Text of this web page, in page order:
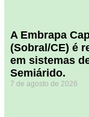
A Embrapa
(Sobral/CE) é
em sistemas
Semiárido.
7 de agosto de 2026